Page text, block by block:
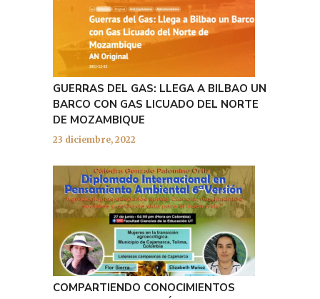
GUERRAS DEL GAS: LLEGA A BILBAO UN
BARCO CON GAS LICUADO DEL NORTE
DE MOZAMBIQUE
23 diciembre, 2022
COMPARTIENDO CONOCIMIENTOS